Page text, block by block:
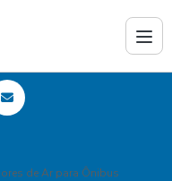
de Ar para Ônibus